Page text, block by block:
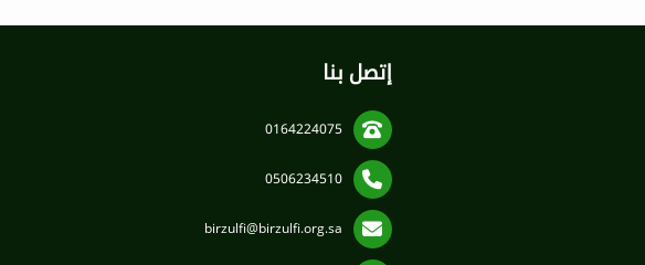
إتصل بنا
0164224075
0506234510
birzulfi@birzulfi.org.sa